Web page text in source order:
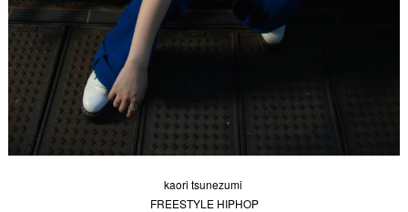
kaori tsunezumi
FREESTYLE HIPHOP